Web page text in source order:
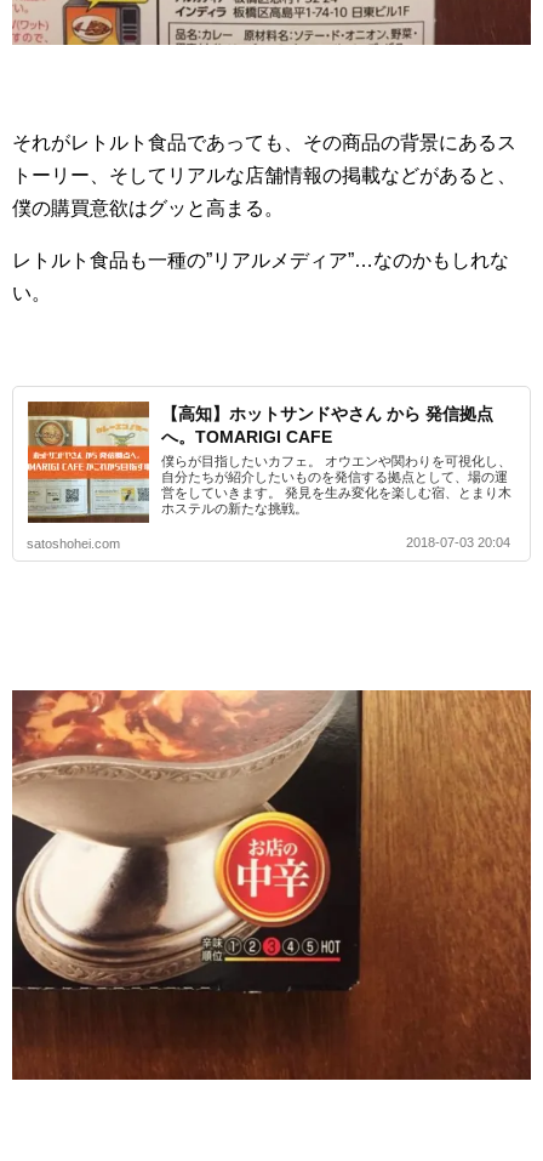
それがレトルト食品であっても、その商品の背景にあるス
トーリー、そしてリアルな店舗情報の掲載などがあると、
僕の購買意欲はグッと高まる。
レトルト食品も一種の”リアルメディア”…なのかもしれな
い。
【高知】ホットサンドやさん から 発信拠点
へ。TOMARIGI CAFE
僕らが目指したいカフェ。 オウエンや関わりを可視化し、
自分たちが紹介したいものを発信する拠点として、場の運
営をしていきます。 発見を生み変化を楽しむ宿、とまり木
ホステルの新たな挑戦。
satoshohei.com 2018-07-03 20:04